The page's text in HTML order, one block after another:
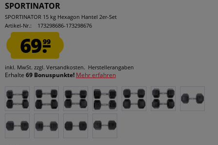
SPORTINATOR
SPORTINATOR 15 kg Hexagon Hantel 2er-Set
Artikel-Nr.:
173298686-173298676
69.99
inkl. MwSt. zzgl. Versandkosten. Herstellerangaben
Erhalte 69 Bonuspunkte! Mehr erfahren